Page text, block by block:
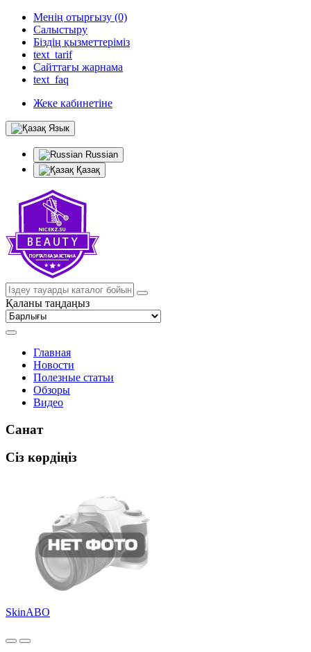
Менің отырғызу (0)
Салыстыру
Біздің қызметтеріміз
text_tarif
Сайттағы жарнама
text_faq
Жеке кабинетіне
Язык
Russian
Қазақ
Қаланы таңдаңыз
Главная
Новости
Полезные статьи
Обзоры
Видео
Санат
Сіз көрдіңіз
SkinABO